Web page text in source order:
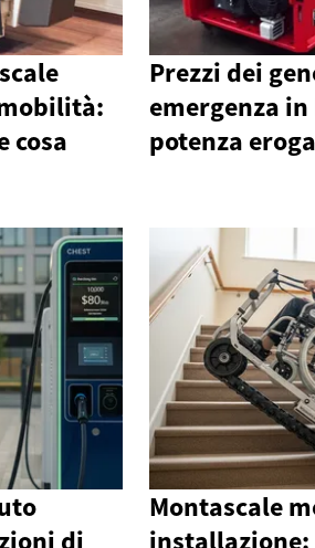
cosa
Prezzi dei
emergenza
potenza
Montascale